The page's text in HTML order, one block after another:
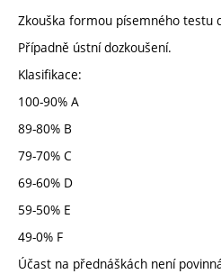
Zkouška formou písemného testu
Případně ústní dozkoušení.
Klasifikace:
100-90% A
89-80% B
79-70% C
69-60% D
59-50% E
49-0% F
Účast na přednáškách není